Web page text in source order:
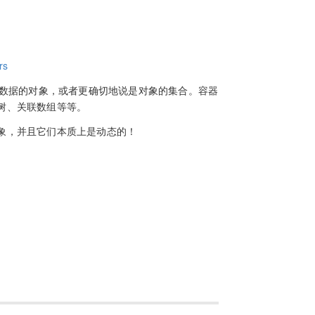
据的对象，或者更确切地说是对象的集合。容器
关联数组等等。
并且它们本质上是动态的！